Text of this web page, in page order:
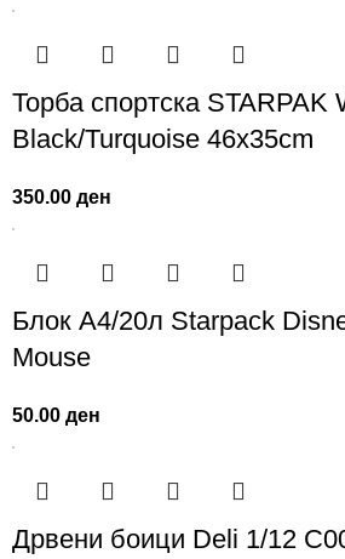
Торба спортска STARPAK
Black/Turquoise 46х35cm
350.00ден
Блок А4/20л Starpack
Mouse
50.00ден
Дрвени боици Deli 1/12